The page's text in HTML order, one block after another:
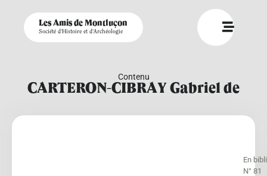
Les Amis de Montluçon
Société d'Histoire et d'Archéologie
Contenu
CARTERON-CIBRAY Gabriel de
En
N° 81